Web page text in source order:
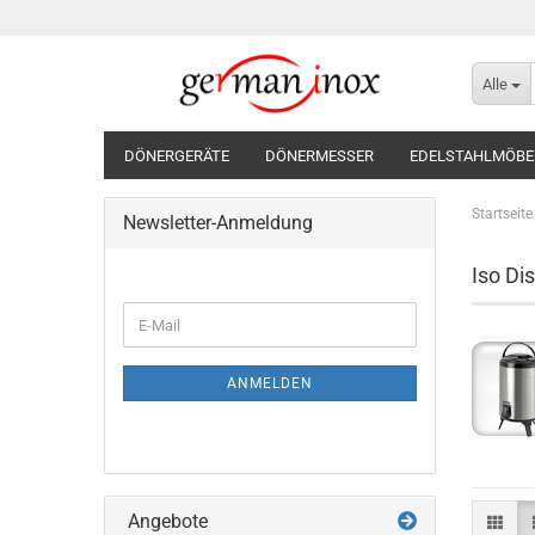
Alle
DÖNERGERÄTE DÖNERMESSER
Startseite
Iso
Newsletter-Anmeldung
ZUR
E-
Mail
ANMELDEN
Angebote